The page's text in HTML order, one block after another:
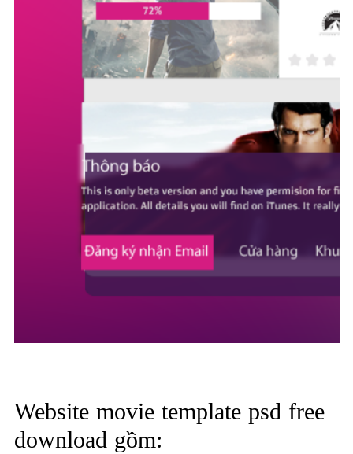
Website movie template psd free
download gồm: